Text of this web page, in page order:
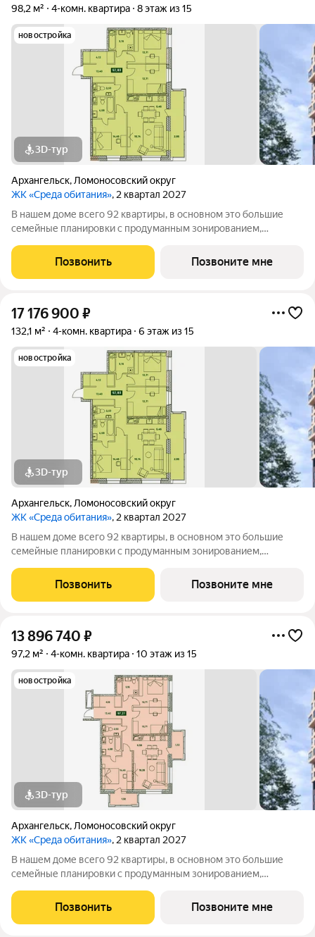
98,2 м² 4-комн. квартира 8 этаж из 15
новостройка
3D-тур
Архангельск, Ломоносовский округ
ЖК «Среда обитания», 2 квартал 2027
В нашем доме всего 92 квартиры, в основном это большие
семейные планировки с продуманным зонированием,
Просторные лобби и проходные подъезды Закрытая
территория с классным благоустройством и
Позвонить Позвоните мне
17 176 900 ₽
132,1 м² 4-комн. квартира 6 этаж из 15
новостройка
3D-тур
Архангельск, Ломоносовский округ
ЖК «Среда обитания», 2 квартал 2027
В нашем доме всего 92 квартиры, в основном это большие
семейные планировки с продуманным зонированием,
Просторные лобби и проходные подъезды Закрытая
территория с классным благоустройством и
Позвонить Позвоните мне
13 896 740 ₽
97,2 м² 4-комн. квартира 10 этаж из 15
новостройка
3D-тур
Архангельск, Ломоносовский округ
ЖК «Среда обитания», 2 квартал 2027
В нашем доме всего 92 квартиры, в основном это большие
семейные планировки с продуманным зонированием,
Просторные лобби и проходные подъезды Закрытая
территория с классным благоустройством и
Позвонить Позвоните мне